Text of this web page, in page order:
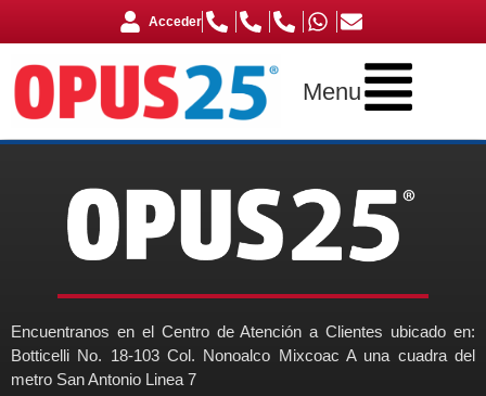
Acceder
Menu
Encuentranos en el Centro de Atención a Clientes ubicado en:
Botticelli No. 18-103 Col. Nonoalco Mixcoac A una cuadra del
metro San Antonio Linea 7